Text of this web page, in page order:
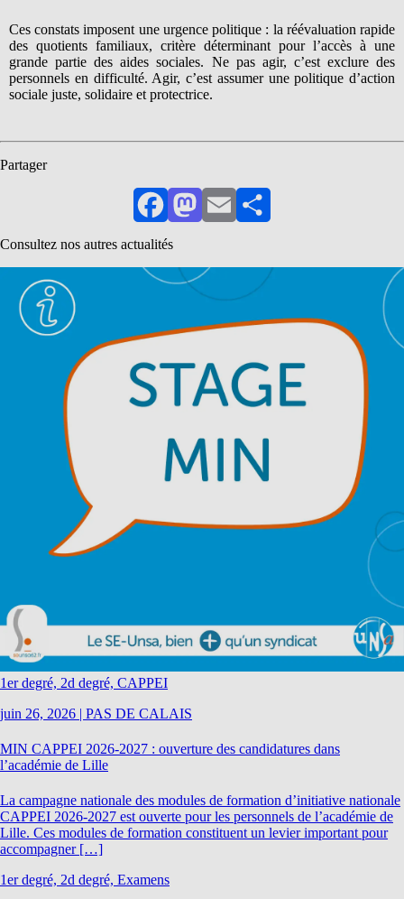
Ces constats imposent une urgence politique : la réévaluation rapide
des quotients familiaux, critère déterminant pour l’accès à une
grande partie des aides sociales. Ne pas agir, c’est exclure des
personnels en difficulté. Agir, c’est assumer une politique d’action
sociale juste, solidaire et protectrice.
Partager
FacebookMastodon
EmailPartager
Consultez nos autres actualités
1er degré, 2d degré, CAPPEI
juin 26, 2026 | PAS DE CALAIS
MIN CAPPEI 2026-2027 : ouverture des candidatures dans
l’académie de Lille
La campagne nationale des modules de formation d’initiative nationale
CAPPEI 2026-2027 est ouverte pour les personnels de l’académie de
Lille. Ces modules de formation constituent un levier important pour
accompagner […]
1er degré, 2d degré, Examens